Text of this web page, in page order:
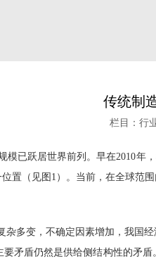
传统制
栏目：行
模已跃居世界前列。早在2010年
位置（见图 1 ）。当前，在全球范
杂多变，不确定因素增加，我国
矛盾仍然是供给侧结构性的矛